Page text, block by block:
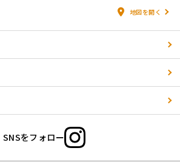
地図を開く
SNSをフォロー